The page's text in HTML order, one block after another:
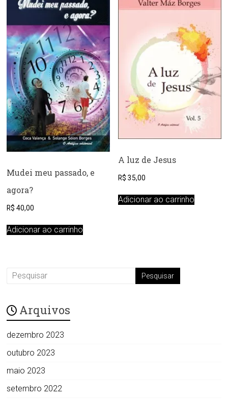
Mudei meu passado, e
agora?
R$ 40,00
Adicionar ao carrinho
A luz de Jesus
R$ 35,00
Adicionar ao carrinho
Arquivos
dezembro 2023
outubro 2023
maio 2023
setembro 2022